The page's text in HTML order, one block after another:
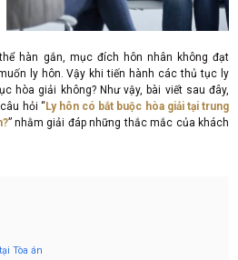
hàn gắn, mục đích hôn nhân không đạt
ly hôn. Vậy khi tiến hành các thủ tục ly
hòa giải không? Như vậy, bài viết sau đây,
hỏi “ Ly hôn có bắt buộc hòa giải tại trung
” nhằm giải đáp những thắc mắc của khách
Tòa án